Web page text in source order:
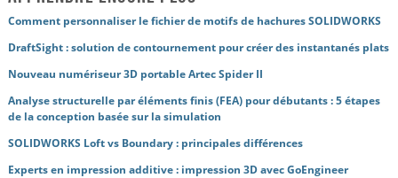
Comment personnaliser le fichier de motifs de hachures SOLIDWORKS
DraftSight : solution de contournement pour créer des instantanés plats
Nouveau numériseur 3D portable Artec Spider II
Analyse structurelle par éléments finis (FEA) pour débutants : 5 étapes
de la conception basée sur la simulation
SOLIDWORKS Loft vs Boundary : principales différences
Experts en impression additive : impression 3D avec GoEngineer